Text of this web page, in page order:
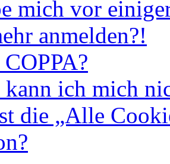
mich vor
anmelden?!
kann ich mich
die „Alle